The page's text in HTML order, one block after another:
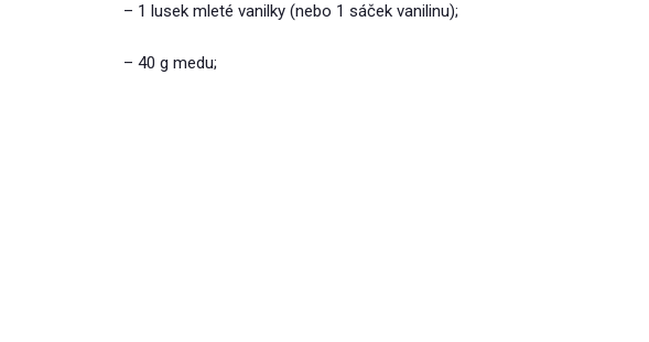
– 1 lusek mleté ​​vanilky (nebo 1 sáček vanilinu);
– 40 g medu;